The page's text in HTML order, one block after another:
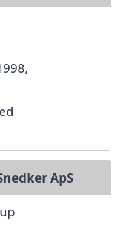
ApS